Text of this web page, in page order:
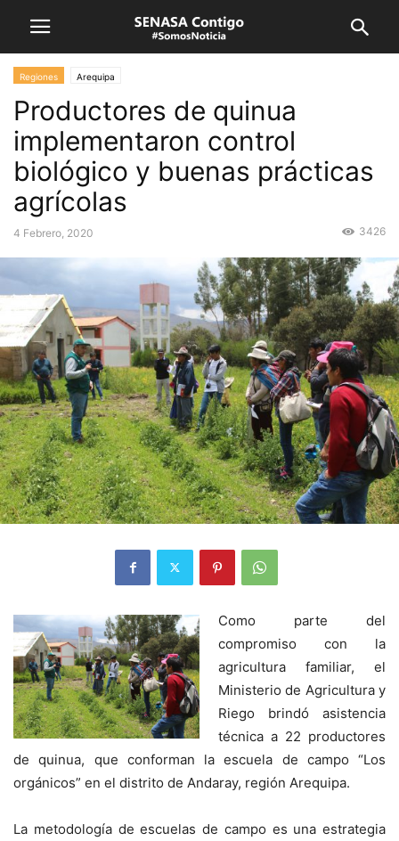
Regiones Arequipa
Productores de quinua
implementaron control
biológico y buenas prácticas
agrícolas
4 Febrero, 2020 3426
Como parte del
compromiso con la
agricultura familiar, el
Ministerio de Agricultura y
Riego brindó asistencia
técnica a 22 productores
de quinua, que conforman la escuela de campo “Los
orgánicos” en el distrito de Andaray, región Arequipa.
La metodología de escuelas de campo es una estrategia